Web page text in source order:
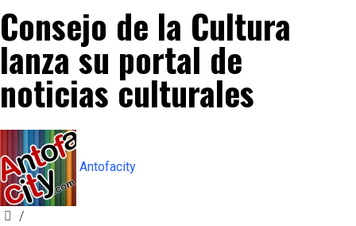
Consejo de la Cultura
lanza su portal de
noticias culturales
Antofacity
/